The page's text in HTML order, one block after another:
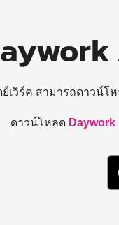
เวิร์ค สามารถดาวน์โ
ดาวน์โหลด Daywork